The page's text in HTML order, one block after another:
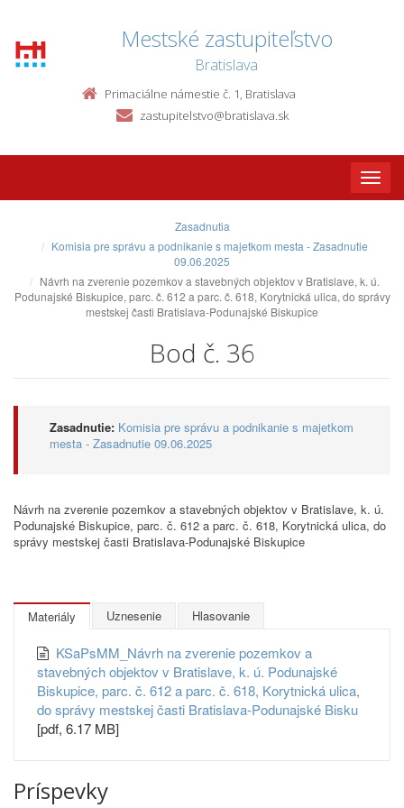
Mestské zastupiteľstvo
Bratislava
Primaciálne námestie č. 1, Bratislava
zastupitelstvo@bratislava.sk
Toggle
Zasadnutia
Komisia pre správu a podnikanie s majetkom mesta - Zasadnutie
09.06.2025
Návrh na zverenie pozemkov a stavebných objektov v Bratislave, k. ú.
Podunajské Biskupice, parc. č. 612 a parc. č. 618, Korytnická ulica, do správy
mestskej časti Bratislava-Podunajské Biskupice
Bod č. 36
Zasadnutie: Komisia pre správu a podnikanie s majetkom
mesta - Zasadnutie 09.06.2025
Návrh na zverenie pozemkov a stavebných objektov v Bratislave, k. ú.
Podunajské Biskupice, parc. č. 612 a parc. č. 618, Korytnická ulica, do
správy mestskej časti Bratislava-Podunajské Biskupice
Materiály Uznesenie Hlasovanie
KSaPsMM_Návrh na zverenie pozemkov a
stavebných objektov v Bratislave, k. ú. Podunajské
Biskupice, parc. č. 612 a parc. č. 618, Korytnická ulica,
do správy mestskej časti Bratislava-Podunajské Bisku
[pdf, 6.17 MB]
Príspevky